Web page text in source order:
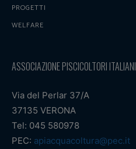
PROGETTI
WELFARE
ASSOCIAZIONE PISCICOLTORI ITALIANI
Via del Perlar 37/A
37135 VERONA
Tel: 045 580978
PEC: apiacquacoltura@pec.it